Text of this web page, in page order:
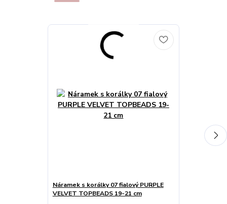
Náramek s korálky 07 fialový PURPLE
VELVET TOPBEADS 19-21 cm